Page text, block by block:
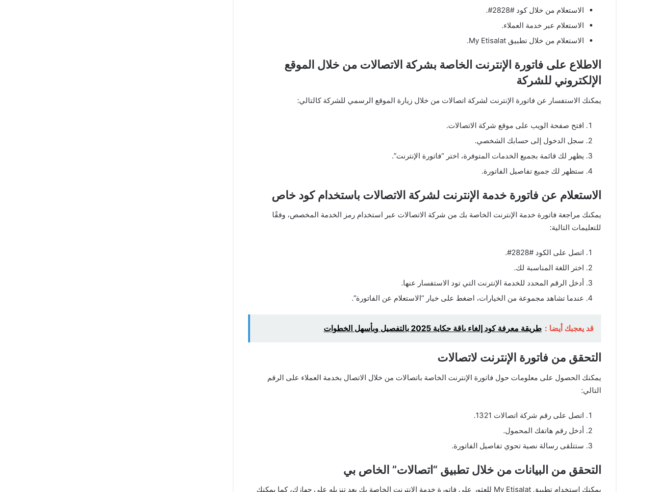
الاستعلام من خلال كود #2828#.
الاستعلام عبر خدمة العملاء.
الاستعلام من خلال تطبيق My Etisalat.
الاطلاع على فاتورة الإنترنت الخاصة بشركة الاتصالات من خلال الموقع
الإلكتروني للشركة
يمكنك الاستفسار عن فاتورة الإنترنت لشركة اتصالات من خلال زيارة الموقع الرسمي للشركة كالتالي:
افتح صفحة الويب على موقع شركة الاتصالات.
سجل الدخول إلى حسابك الشخصي.
يظهر لك قائمة بجميع الخدمات المتوفرة، اختر “فاتورة الإنترنت”.
ستظهر لك جميع تفاصيل الفاتورة.
الاستعلام عن فاتورة خدمة الإنترنت لشركة الاتصالات باستخدام كود خاص
يمكنك مراجعة فاتورة خدمة الإنترنت الخاصة بك من شركة الاتصالات عبر استخدام رمز الخدمة المخصص، وفقًا
للتعليمات التالية:
اتصل على الكود #2828#.
اختر اللغة المناسبة لك.
أدخل الرقم المحدد للخدمة الإنترنت التي تود الاستفسار عنها.
عندما تشاهد مجموعة من الخيارات، اضغط على خيار “الاستعلام عن الفاتورة”.
قد يعجبك أيضا : طريقة معرفة كود إلغاء باقة حكاية 2025 بالتفصيل وبأسهل الخطوات
التحقق من فاتورة الإنترنت لاتصالات
يمكنك الحصول على معلومات حول فاتورة الإنترنت الخاصة باتصالات من خلال الاتصال بخدمة العملاء على الرقم
التالي:
اتصل على رقم شركة اتصالات 1321.
أدخل رقم هاتفك المحمول.
ستتلقى رسالة نصية تحوي تفاصيل الفاتورة.
التحقق من البيانات من خلال تطبيق “اتصالات” الخاص بي
يمكنك استخدام تطبيق My Etisalat للعثور على فاتورة خدمة الإنترنت الخاصة بك بعد تنزيله على جهازك، كما يمكنك